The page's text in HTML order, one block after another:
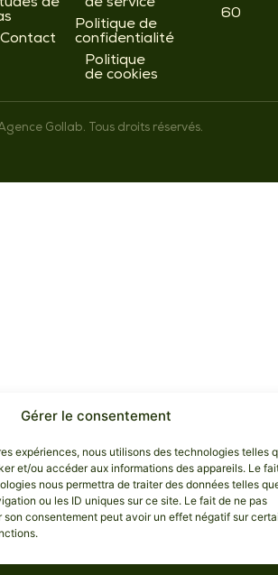
Gérer le consentement
expériences, nous utilisons des technologies telles
et/ou accéder aux informations des appareils. Le
nous permettra de traiter des données telles
ou les ID uniques sur ce site. Le fait de ne pas
son consentement peut avoir un effet négatif sur
de
Contact
de service
Politique de
confidentialité
Politique
de cookies
60
Gollab. Tous droits réservés.